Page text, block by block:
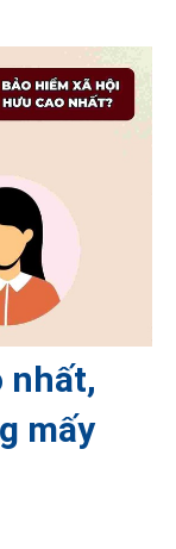
nhất,
mấy